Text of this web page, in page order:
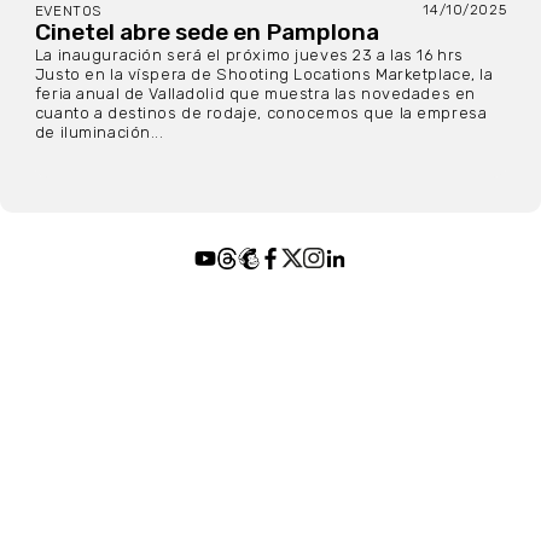
EVENTOS 14/10/2025
Cinetel abre sede en Pamplona
La inauguración será el próximo jueves 23 a las 16 hrs
Justo en la víspera de Shooting Locations Marketplace, la
feria anual de Valladolid que muestra las novedades en
cuanto a destinos de rodaje, conocemos que la empresa
de iluminación...